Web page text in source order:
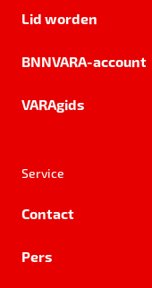
Lid worden
BNNVARA-account
VARAgids
Service
Contact
Pers